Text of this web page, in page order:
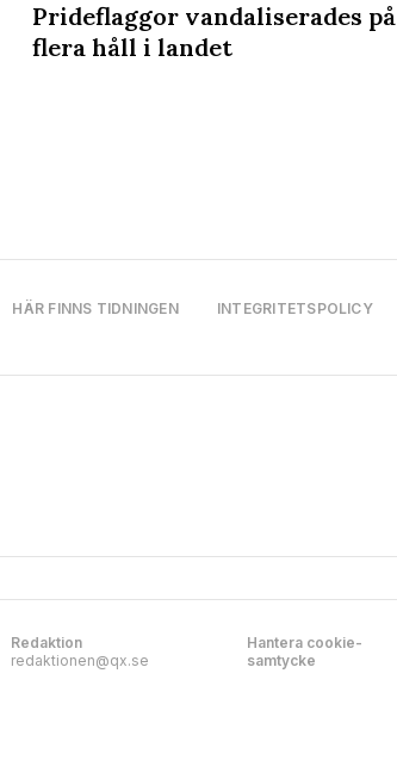
Prideflaggor vandaliserades på
flera håll i landet
HÄR FINNS TIDNINGEN
INTEGRITETSPOLICY
Redaktion
redaktionen@qx.se
Hantera cookie-
samtycke